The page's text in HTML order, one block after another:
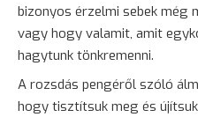
bizonyos érzelmi sebek még
vagy hogy valamit, amit
hagytunk tönkremenni.
A rozsdás pengéről szóló
hogy tisztítsuk meg és